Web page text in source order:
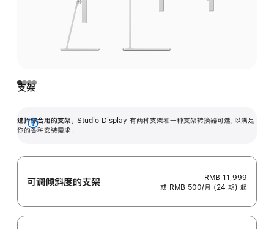
支架
选择你合用的支架。 Studio Display 有两种支架和一种支架转换器可选，以满足
你的各种安装需求。
展
可调倾斜度的支架
RMB 11,999
或 RMB 500/月 (24 期) 起